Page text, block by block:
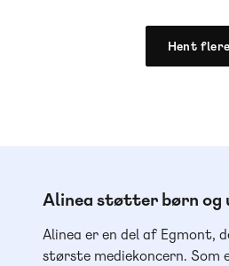
Hent flere
Alinea støtter børn og
Alinea er en del af Egmont,
største mediekoncern. Som